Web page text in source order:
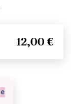
12,00 €